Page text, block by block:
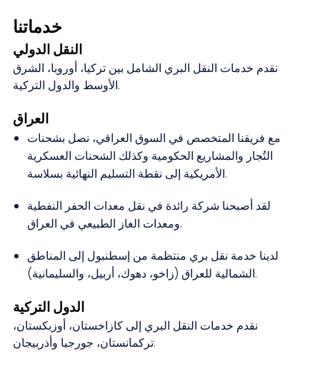
خدماتنا
النقل الدولي
نقدم خدمات النقل البري الشامل بين تركيا، أوروبا، الشرق
الأوسط والدول التركية.
العراق
مع فريقنا المتخصص في السوق العراقي، نصل بشحنات
التُجار والمشاريع الحكومية وكذلك الشحنات العسكرية
الأمريكية إلى نقطة التسليم النهائية بسلاسة.
لقد أصبحنا شركة رائدة في نقل معدات الحفر النفطية
ومعدات الغاز الطبيعي في العراق.
لدينا خدمة نقل بري منتظمة من إسطنبول إلى المناطق
الشمالية للعراق (زاخو، دهوك، أربيل، والسليمانية).
الدول التركية
نقدم خدمات النقل البري إلى كازاخستان، أوزبكستان،
تركمانستان، جورجيا وأذربيجان.